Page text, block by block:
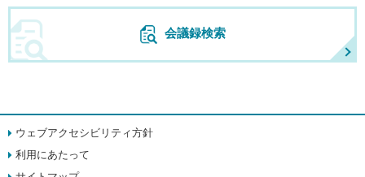
会議録検索
ウェブアクセシビリティ方針
利用にあたって